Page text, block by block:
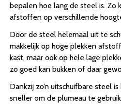
bepalen hoe lang de steel is. Zo
afstoffen op verschillende
Door de steel helemaal uit te
makkelijk op hoge plekken
kast, maar ook op hele lage
zo goed kan bukken of daar
Dankzij zo’n uitschuifbare steel
sneller om de plumeau te